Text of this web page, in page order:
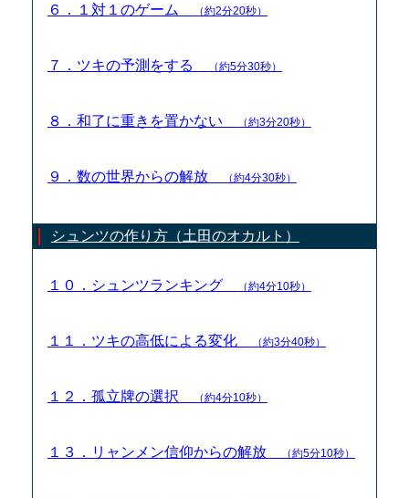
６．１対１のゲーム （約2分20秒）
７．ツキの予測をする （約5分30秒）
８．和了に重きを置かない （約3分20秒）
９．数の世界からの解放 （約4分30秒）
シュンツの作り方（土田のオカルト）
１０．シュンツランキング （約4分10秒）
１１．ツキの高低による変化 （約3分40秒）
１２．孤立牌の選択 （約4分10秒）
１３．リャンメン信仰からの解放 （約5分10秒）